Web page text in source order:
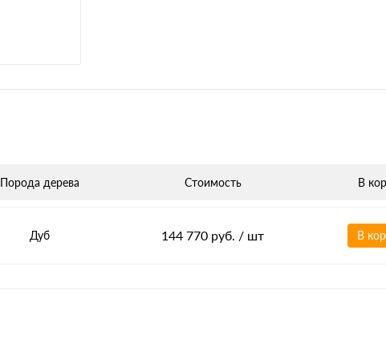
Порода дерева Стоимость В
Дуб 144 770 руб. / шт В